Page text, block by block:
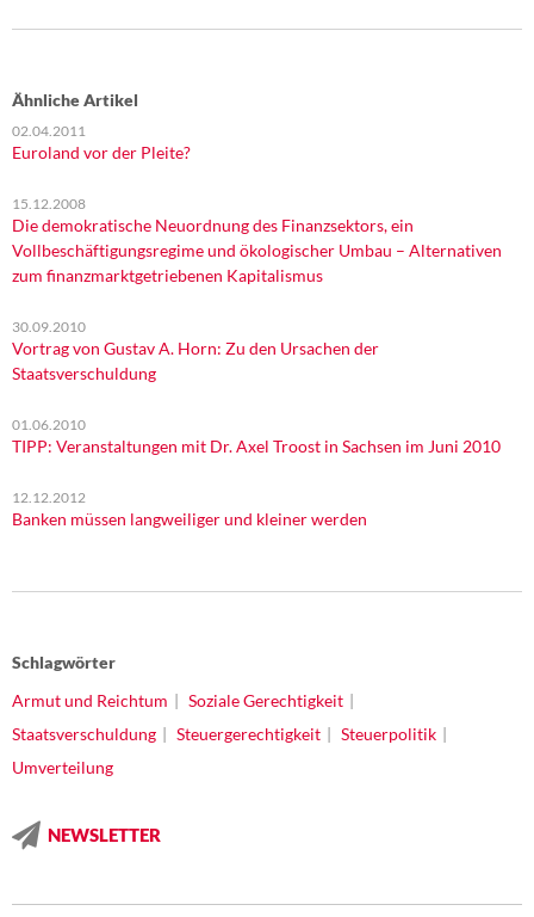
Ähnliche Artikel
02.04.2011
Euroland vor der Pleite?
15.12.2008
Die demokratische Neuordnung des Finanzsektors, ein
Vollbeschäftigungsregime und ökologischer Umbau – Alternativen
zum finanzmarktgetriebenen Kapitalismus
30.09.2010
Vortrag von Gustav A. Horn: Zu den Ursachen der
Staatsverschuldung
01.06.2010
TIPP: Veranstaltungen mit Dr. Axel Troost in Sachsen im Juni 2010
12.12.2012
Banken müssen langweiliger und kleiner werden
Schlagwörter
Armut und Reichtum
Soziale Gerechtigkeit
Staatsverschuldung
Steuergerechtigkeit
Steuerpolitik
Umverteilung
NEWSLETTER